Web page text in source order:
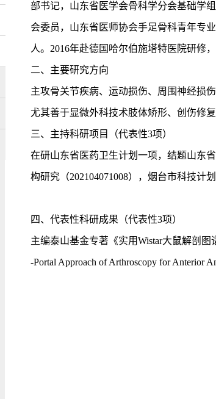
部书记，山东省医学会骨科学分会基础学
会委员，山东省医师协会手足骨科青年专
人。2016年赴德国哈尔伯施塔特医院研修
二、主要研究方向
主攻骨关节疾病、运动损伤、周围神经损
尤其善于显微外科技术肢体矫形、创伤修
三、主持科研项目（代表性3项）
在研山东省医药卫生计划一项，结题山东
构研究（202104071008），烟台市科技计
四、 代表性科研成果（代表性3项）
主编泰山基金专著《实用Wistar大鼠解剖
‐Portal Approach of Arthroscopy for Anterior